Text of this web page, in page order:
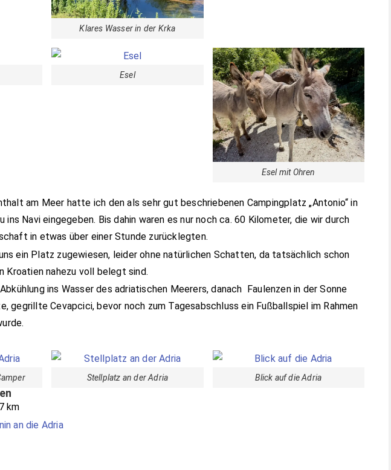
Klares Wasser in der Krka
Esel
Esel mit Ohren
am Meer hatte ich den als sehr gut beschriebenen Campingplatz „Antonio“ in
ins Navi eingegeben. Bis dahin waren es nur noch ca. 60 Kilometer, die wir durch
in etwas über einer Stunde zurücklegten.
ein Platz zugewiesen, leider ohne natürlichen Schatten, da tatsächlich schon
Kroatien nahezu voll belegt sind.
ins Wasser des adriatischen Meerers, danach Faulenzen in der Sonne
gegrillte Cevapcici, bevor noch zum Tagesabschluss ein Fußballspiel im Rahmen
Stellplatz an der Adria Blick auf die Adria
km
an die Adria